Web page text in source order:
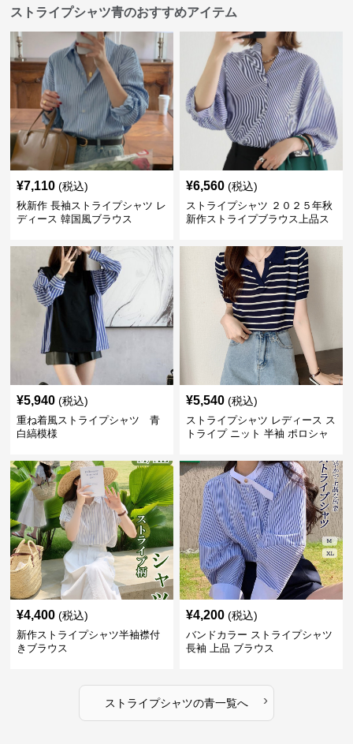
ストライプシャツ青のおすすめアイテム
¥7,110 (税込)
秋新作 長袖ストライプシャツ レ
ディース 韓国風ブラウス
¥6,560 (税込)
ストライプシャツ ２０２５年秋
新作ストライプブラウス上品ス
¥5,940 (税込)
重ね着風ストライプシャツ 青
白縞模様
¥5,540 (税込)
ストライプシャツ レディース ス
トライプ ニット 半袖 ポロシャ
¥4,400 (税込)
新作ストライプシャツ半袖襟付
きブラウス
¥4,200 (税込)
バンドカラー ストライプシャツ
長袖 上品 ブラウス
ストライプシャツの青一覧へ ›